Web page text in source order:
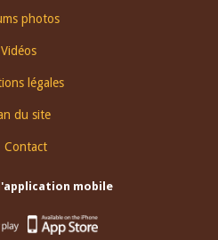
photos
Vidéos
légales
du site
Contact
mobile